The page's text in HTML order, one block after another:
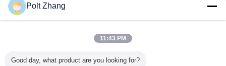
HơnGói phẫu thuật vô trùng
Polt Zhang
11:43 PM
Good day, what product are you looking for?